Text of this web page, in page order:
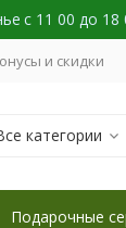
с 11 00 до 18
и скидки
категории
Подарочные